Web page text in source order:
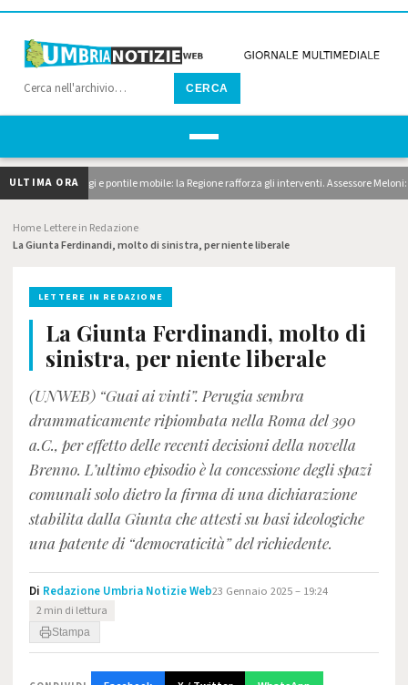
CERCA
ULTIMA ORA
dragaggi e pontile mobile: la Regione rafforza gli interventi. Assessore Meloni:
Home Lettere in Redazione
La Giunta Ferdinandi, molto di sinistra, per niente liberale
LETTERE IN REDAZIONE
La Giunta Ferdinandi, molto di
sinistra, per niente liberale
(UNWEB) “Guai ai vinti”. Perugia sembra
drammaticamente ripiombata nella Roma del 390
a.C., per effetto delle recenti decisioni della novella
Brenno. L’ultimo episodio è la concessione degli spazi
comunali solo dietro la firma di una dichiarazione
stabilita dalla Giunta che attesti su basi ideologiche
una patente di “democraticità” del richiedente.
Di Redazione Umbria Notizie Web23 Gennaio 2025 – 19:24
2 min di lettura
Stampa